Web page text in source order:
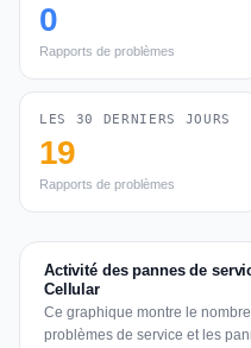
0
Rapports de problèmes
LES 30 DERNIERS JOURS
19
Rapports de problèmes
Activité des pannes de
Cellular
Ce graphique montre le
problèmes de service et les